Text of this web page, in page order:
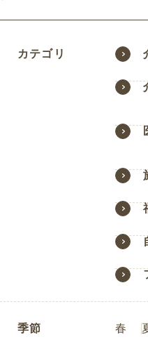
カテゴリ
季節 春